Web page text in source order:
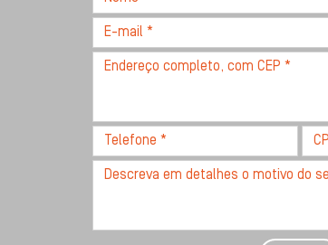
*
E-
mail
Endereço
CEP
Telefone
*
CPF
*
Descreva
com